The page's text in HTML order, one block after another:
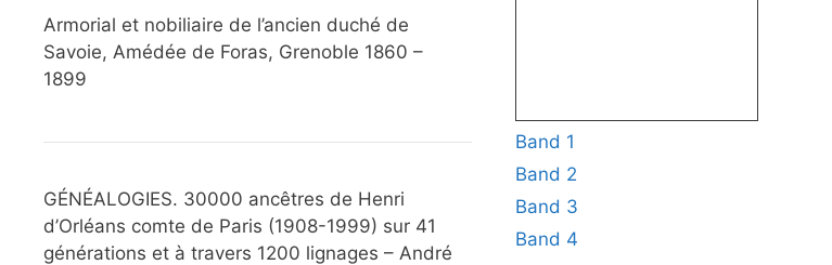
Armorial et nobiliaire de l’ancien duché de
Savoie, Amédée de Foras, Grenoble 1860 –
1899
GÉNÉALOGIES. 30000 ancêtres de Henri
d’Orléans comte de Paris (1908-1999) sur 41
générations et à travers 1200 lignages – André
Band 1
Band 2
Band 3
Band 4